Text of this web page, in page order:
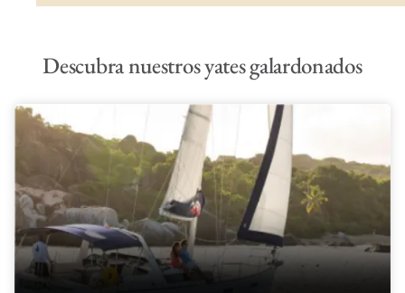
Descubra nuestros yates galardonados